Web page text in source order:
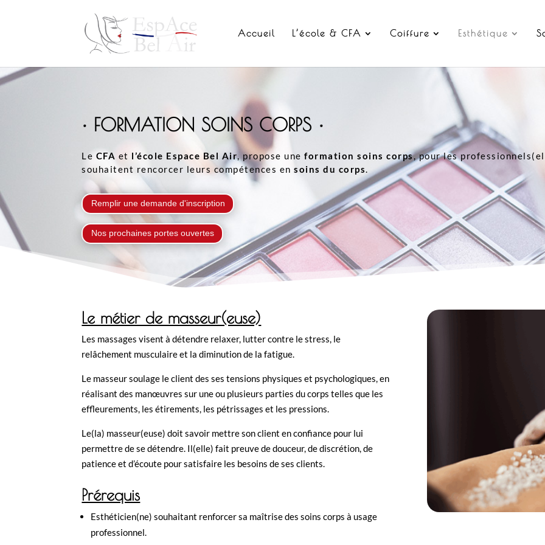
Accueil L’école & CFA Coiffure Esthétique
• FORMATION SOINS CORPS •
Le CFA et l’école Espace Bel Air, propose uneformation soins corps, pour les
souhaitent rencorcer leurs compétences ensoins du corps.
Remplir une demande d'inscription
Nos prochaines portes ouvertes
Le métier de masseur(euse)
Les massages visent à détendre relaxer, lutter contre le stress, le
relâchement musculaire et la diminution de la fatigue.
Le masseur soulage le client des ses tensions physiques et psychologiques, en
réalisant des manœuvres sur une ou plusieurs parties du corps telles que les
effleurements, les étirements, les pétrissages et les pressions.
Le(la) masseur(euse) doit savoir mettre son client en confiance pour lui
permettre de se détendre. Il(elle) fait preuve de douceur, de discrétion, de
patience et d’écoute pour satisfaire les besoins de ses clients.
Prérequis
Esthéticien(ne) souhaitant renforcer sa maîtrise des soins corps à usage
professionnel.